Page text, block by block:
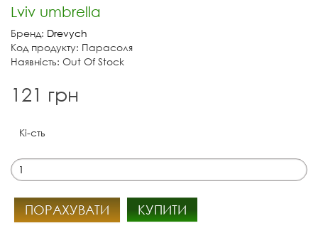
Lviv umbrella
Бренд: Drevych
Код продукту: Парасоля
Наявність: Out Of Stock
121 грн
Кі-сть
ПОРАХУВАТИ КУПИТИ